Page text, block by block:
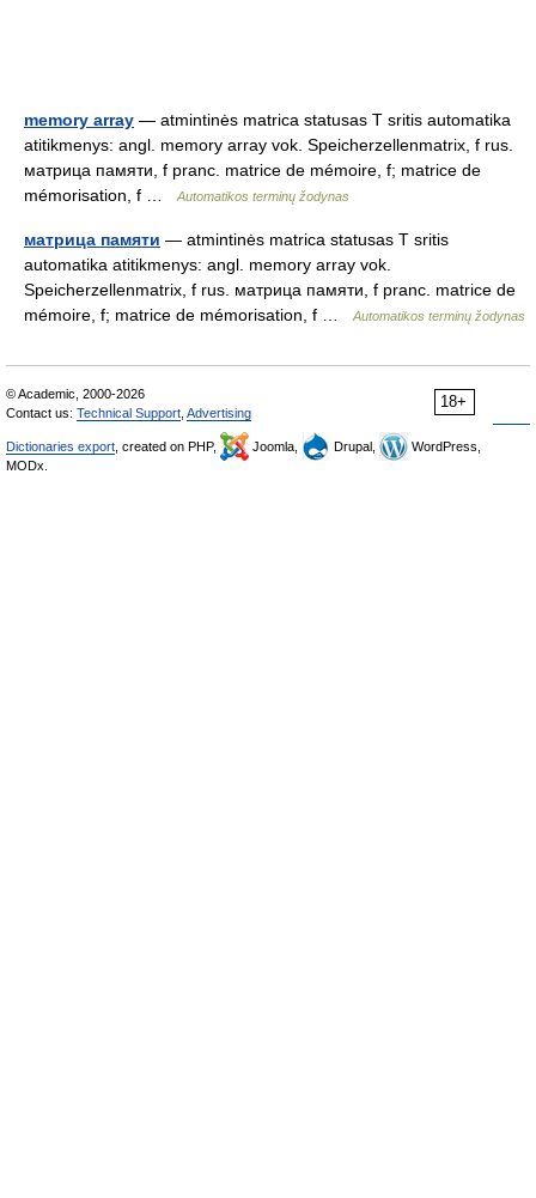
memory array — atmintinės matrica statusas T sritis automatika
atitikmenys: angl. memory array vok. Speicherzellenmatrix, f rus.
матрица памяти, f pranc. matrice de mémoire, f; matrice de
mémorisation, f …
Automatikos terminų žodynas
матрица памяти — atmintinės matrica statusas T sritis
automatika atitikmenys: angl. memory array vok.
Speicherzellenmatrix, f rus. матрица памяти, f pranc. matrice de
mémoire, f; matrice de mémorisation, f …
Automatikos terminų žodynas
18+
© Academic, 2000-2026
Contact us: Technical Support Advertising
Dictionaries export , created on PHP, Joomla, Drupal,
WordPress,
MODx.